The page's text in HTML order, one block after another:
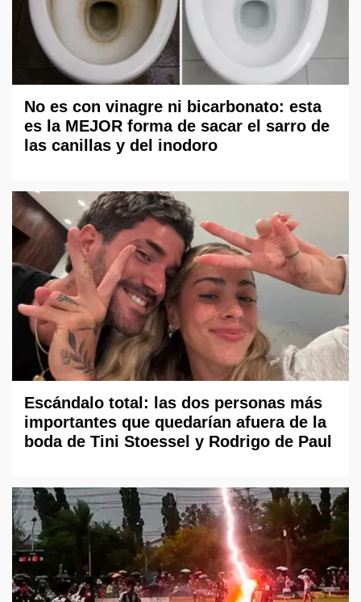
No es con vinagre ni bicarbonato: esta
es la MEJOR forma de sacar el sarro de
las canillas y del inodoro
Escándalo total: las dos personas más
importantes que quedarían afuera de la
boda de Tini Stoessel y Rodrigo de Paul